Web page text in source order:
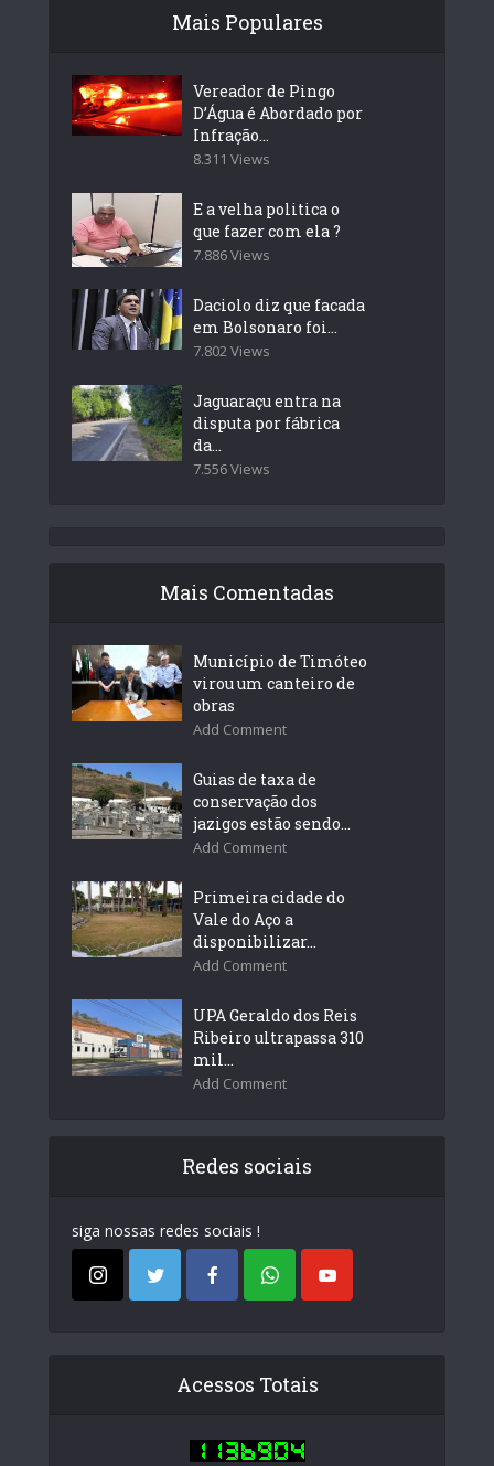
Mais Populares
Vereador de Pingo
D’Água é Abordado por
Infração...
8.311 Views
E a velha politica o
que fazer com ela ?
7.886 Views
Daciolo diz que facada
em Bolsonaro foi...
7.802 Views
Jaguaraçu entra na
disputa por fábrica
da...
7.556 Views
Mais Comentadas
Município de Timóteo
virou um canteiro de
obras
Add Comment
Guias de taxa de
conservação dos
jazigos estão sendo...
Add Comment
Primeira cidade do
Vale do Aço a
disponibilizar...
Add Comment
UPA Geraldo dos Reis
Ribeiro ultrapassa 310
mil...
Add Comment
Redes sociais
siga nossas redes sociais !
Acessos Totais